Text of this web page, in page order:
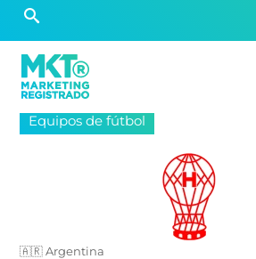
Equipos de fútbol
🇦🇷 Argentina